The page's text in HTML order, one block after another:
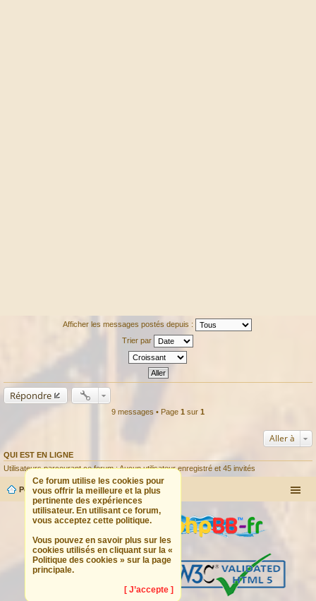
Afficher les messages postés depuis :
Trier par
Répondre
9 messages • Page 1 sur 1
Aller à
QUI EST EN LIGNE
Utilisateurs parcourant ce forum : Aucun utilisateur enregistré et 45 invités
Ce forum utilise les cookies pour
vous offrir la meilleure et la plus
pertinente des expériences
utilisateur. En utilisant ce forum,
vous acceptez cette politique.
Vous pouvez en savoir plus sur les
cookies utilisés en cliquant sur la «
Politique des cookies » sur la page
principale.
[ J’accepte ]
Portail Forum